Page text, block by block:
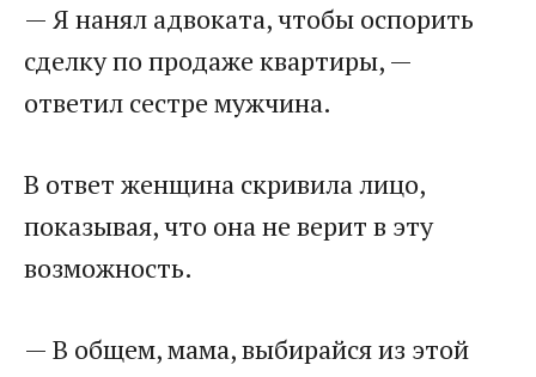
— Я нанял адвоката, чтобы оспорить
сделку по продаже квартиры, —
ответил сестре мужчина.
В ответ женщина скривила лицо,
показывая, что она не верит в эту
возможность.
— В общем, мама, выбирайся из этой